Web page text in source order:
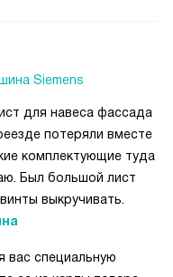
Siemens
для навеса фассада
потеряли вместе
комплектующие туда
Был большой лист
выкручивать.
вас специальную